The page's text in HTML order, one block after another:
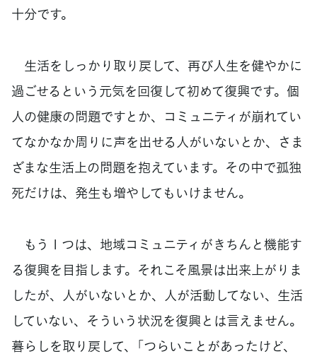
十分です。
生活をしっかり取り戻して、再び人生を健やかに
過ごせるという元気を回復して初めて復興です。個
人の健康の問題ですとか、コミュニティが崩れてい
てなかなか周りに声を出せる人がいないとか、さま
ざまな生活上の問題を抱えています。その中で孤独
死だけは、発生も増やしてもいけません。
もう１つは、地域コミュニティがきちんと機能す
る復興を目指します。それこそ風景は出来上がりま
したが、人がいないとか、人が活動してない、生活
していない、そういう状況を復興とは言えません。
暮らしを取り戻して、「つらいことがあったけど、